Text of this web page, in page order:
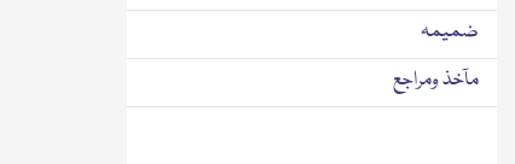
ضمیمہ
مآخذ ومراجع